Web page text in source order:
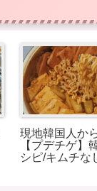
現地韓国人か
【プデチゲ】
シピ/キムチな